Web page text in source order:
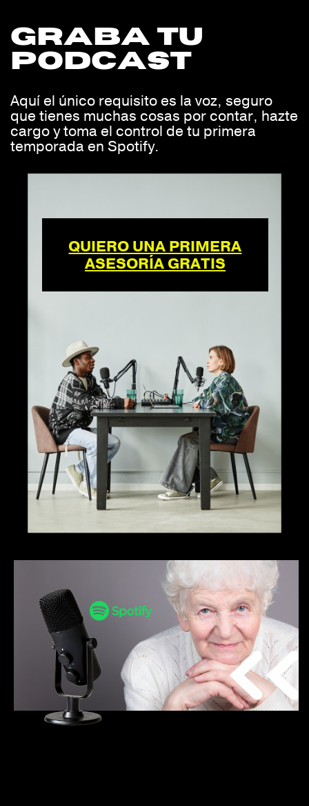
graba tu
podcast
Aquí el único requisito es la voz, seguro
que tienes muchas cosas por contar, hazte
cargo y toma el control de tu primera
temporada en Spotify.
QUIERO UNA PRIMERA
ASESORÍA GRATIS